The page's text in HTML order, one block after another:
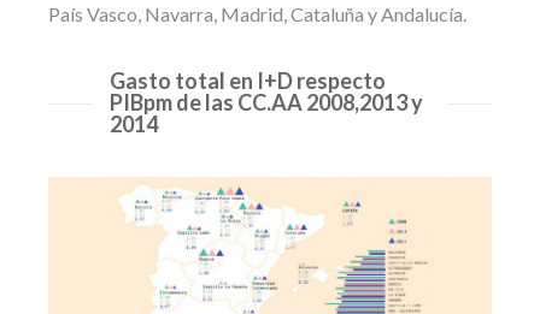
País Vasco, Navarra, Madrid, Cataluña y Andalucía.
Gasto total en I+D respecto
PIBpm de las CC.AA 2008,2013 y
2014